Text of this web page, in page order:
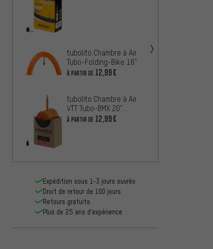
tubolito Chambre à Air
Tubo-Folding-Bike 16"
À PARTIR DE 12,99€
tubolito Chambre à Air
VTT Tubo-BMX 20"
Modèle 2021
À PARTIR DE 12,99€
Expédition sous 1-3 jours ouvrés
Droit de retour de 100 jours
Retours gratuits
Plus de 25 ans d'expérience